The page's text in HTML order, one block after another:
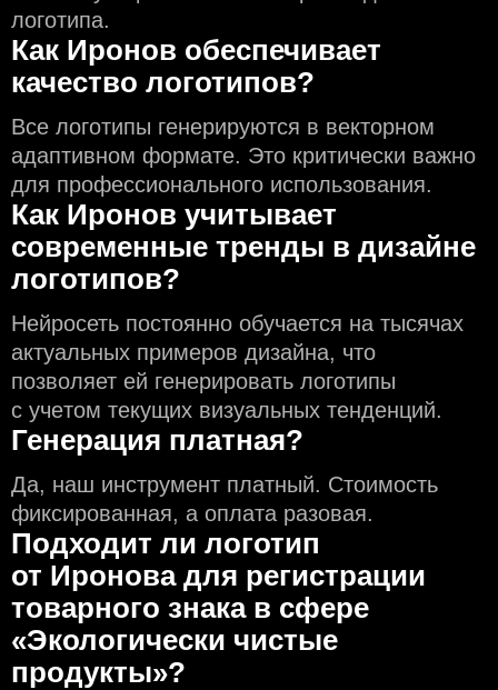
логотипа.
Как Иронов обеспечивает
качество логотипов?
Все логотипы генерируются в векторном
адаптивном формате. Это критически важно
для профессионального использования.
Как Иронов учитывает
современные тренды в дизайне
логотипов?
Нейросеть постоянно обучается на тысячах
актуальных примеров дизайна, что
позволяет ей генерировать логотипы
с учeтом текущих визуальных тенденций.
Генерация платная?
Да, наш инструмент платный. Стоимость
фиксированная, а оплата разовая.
Подходит ли логотип
от Иронова для регистрации
товарного знака в сфере
«Экологически чистые
продукты»?